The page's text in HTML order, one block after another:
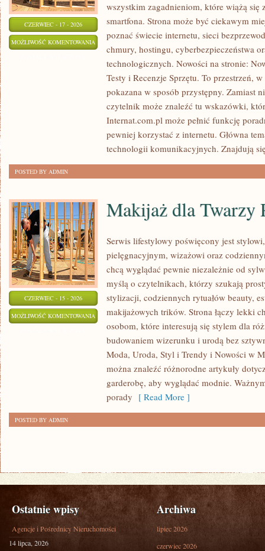
CZERWIEC - 17 - 2026
MOŻLIWOŚĆ KOMENTOWANIA ŚWIATŁOWODY
TECHNOLOGIE
wszystkim zagadnieniom, które wiążą się
smartfona. Strona może być ciekawym
poznać świecie internetu, sieci
chmury, hostingu, cyberbezpieczeństwa
technologicznych. Nowości na stronie:
Testy i Recenzje Sprzętu. To przestrzeń,
pokazana w sposób przystępny. Zamiast
czytelnik może znaleźć tu wskazówki,
Internat.com.pl może pełnić funkcję
pewniej korzystać z internetu. Główna
technologii komunikacyjnych. Znajdują
POSTED BY ADMIN
CZERWIEC - 15 - 2026
MOŻLIWOŚĆ KOMENTOWANIA MAKIJAŻ
TWARZY
PLUS
SIZE
Makijaż dla Twarzy
Serwis lifestylowy poświęcony jest
pielęgnacyjnym, wizażowi oraz
chcą wyglądać pewnie niezależnie od
myślą o czytelnikach, którzy szukają
stylizacji, codziennych rytuałów beauty,
makijażowych trików. Strona łączy lekki
osobom, które interesują się stylem dla
budowaniem wizerunku i urodą bez
Moda, Uroda, Styl i Trendy i Nowości w
można znaleźć różnorodne artykuły
garderobę, aby wyglądać modnie.
porady [ Read More ]
POSTED BY ADMIN
Ostatnie wpisy
Agencje i Pośrednicy Nieruchomości
14 lipca, 2026
Archiwa
lipiec 2026
czerwiec 2026